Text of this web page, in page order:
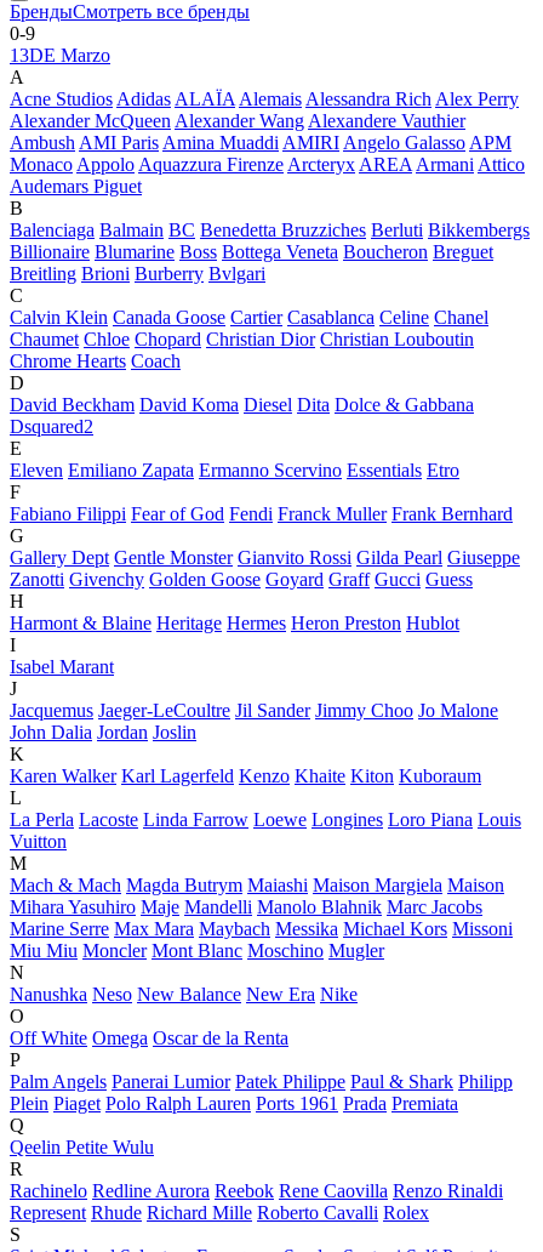
БрендыСмотреть все бренды
0-9
13DE Marzo
A
Acne StudiosAdidasALAÏAAlemaisAlessandra RichAlex Perry
Alexander McQueenAlexander WangAlexandere Vauthier
AmbushAMI ParisAmina MuaddiAMIRIAngelo GalassoAPM
MonacoAppoloAquazzura FirenzeArcteryxAREAArmaniAttico
Audemars Piguet
B
Balenciaga Balmain BC Benedetta Bruzziches Berluti Bikkembergs
Billionaire Blumarine Boss Bottega Veneta Boucheron Breguet
Breitling Brioni Burberry Bvlgari
C
Calvin Klein Canada Goose Cartier Casablanca Celine Chanel
Chaumet Chloe Chopard Christian Dior Christian Louboutin
Chrome Hearts Coach
D
David Beckham David Koma Diesel Dita Dolce & Gabbana
Dsquared2
E
Eleven Emiliano Zapata Ermanno Scervino Essentials Etro
F
Fabiano Filippi Fear of God Fendi Franck Muller Frank Bernhard
G
Gallery Dept Gentle Monster Gianvito Rossi Gilda Pearl Giuseppe
Zanotti Givenchy Golden Goose Goyard Graff Gucci Guess
H
Harmont & Blaine Heritage Hermes Heron Preston Hublot
I
Isabel Marant
J
Jacquemus Jaeger-LeCoultre Jil Sander Jimmy Choo Jo Malone
John Dalia Jordan Joslin
K
Karen Walker Karl Lagerfeld Kenzo Khaite Kiton Kuboraum
L
La Perla Lacoste Linda Farrow Loewe Longines Loro Piana Louis
Vuitton
M
Mach & Mach Magda Butrym Maiashi Maison Margiela Maison
Mihara Yasuhiro Maje Mandelli Manolo Blahnik Marc Jacobs
Marine Serre Max Mara Maybach Messika Michael Kors Missoni
Miu Miu Moncler Mont Blanc Moschino Mugler
N
Nanushka Neso New Balance New Era Nike
O
Off White Omega Oscar de la Renta
P
Palm Angels Panerai Lumior Patek Philippe Paul & Shark Philipp
Plein Piaget Polo Ralph Lauren Ports 1961 Prada Premiata
Q
Qeelin Petite Wulu
R
Rachinelo Redline Aurora Reebok Rene Caovilla Renzo Rinaldi
Represent Rhude Richard Mille Roberto Cavalli Rolex
S